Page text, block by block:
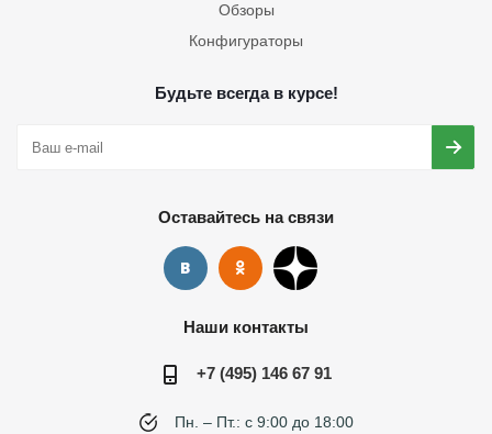
Обзоры
Конфигураторы
Будьте всегда в курсе!
Оставайтесь на связи
Наши контакты
+7 (495) 146 67 91
Пн. – Пт.: с 9:00 до 18:00